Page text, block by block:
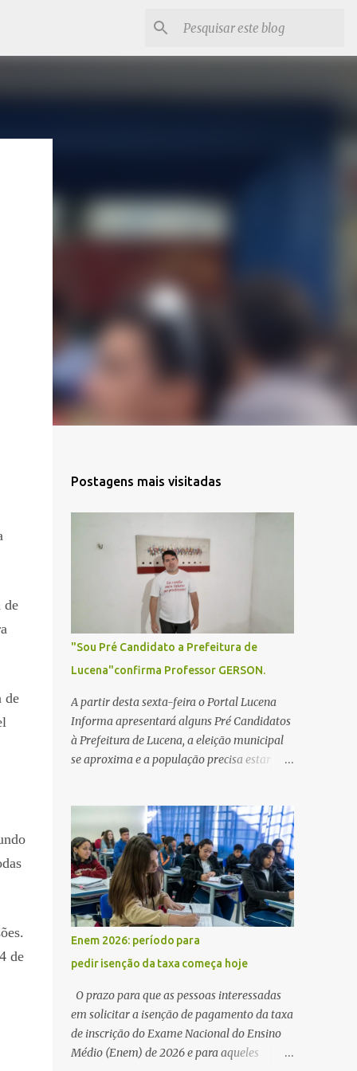
de
de
de
Postagens mais visitadas
"Sou Pré Candidato a Prefeitura de
Lucena"confirma Professor GERSON.
A partir desta sexta-feira o Portal Lucena
Informa apresentará alguns Pré Candidatos
à Prefeitura de Lucena, a eleição municipal
se aproxima e a população precisa estar
articulações e possíveis junções para manter
ou conquistar eleitorado. Confirmados até
agora como Pré candidatos Alex Monteiro,
Léo Bandeira Valcinete Araújo e Professor
Gerson Andrade há possibilidade de mais
nomes aparecer , ficaremos no aguardo para
trazer mais informações. A primeira
entrevista foi com o inimaginável Gerson
Andrade ,Professor da Rede Municipal
(efetivo), supervisor, Formado em Pedagogia
e Biomedicina pela UFPB. Leciona no Otto
Illi, Gilberto Inácio, Ellinora Dornellas
,Escola Américo Falcão. Gerson nos contou
Enem 2026: período para
pedir isenção da taxa começa hoje
O prazo para que as pessoas interessadas
em solicitar a isenção de pagamento da taxa
de inscrição do Exame Nacional do Ensino
Médio (Enem) de 2026 e para aqueles